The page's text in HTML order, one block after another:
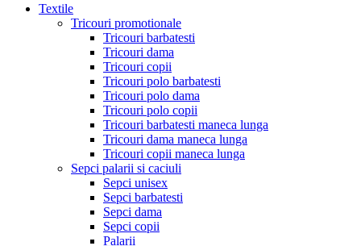
Textile
Tricouri promotionale
Tricouri barbatesti
Tricouri dama
Tricouri copii
Tricouri polo barbatesti
Tricouri polo dama
Tricouri polo copii
Tricouri barbatesti maneca lunga
Tricouri dama maneca lunga
Tricouri copii maneca lunga
Sepci palarii si caciuli
Sepci unisex
Sepci barbatesti
Sepci dama
Sepci copii
Palarii